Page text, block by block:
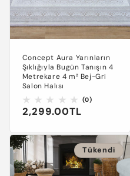
Concept Aura Yarınların
Şıklığıyla Bugün Tanışın 4
Metrekare 4 m² Bej-Gri
Salon Halısı
(0)0
Normal
2,299.00TL
Tükendi